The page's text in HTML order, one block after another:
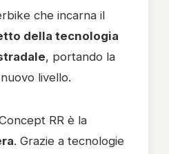
che incarna il
della tecnologia
, portando la
livello.
RR è la
. Grazie a tecnologie